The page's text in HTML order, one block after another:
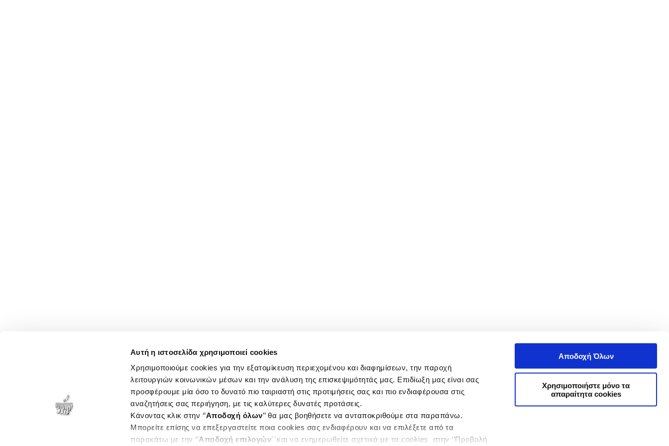
Αυτή η ιστοσελίδα χρησιμοποιεί cookies
Χρησιμοποιούμε cookies για την εξατομίκευση περιεχομένου και διαφημίσεων, την παροχή
λειτουργιών κοινωνικών μέσων και την ανάλυση της επισκεψιμότητάς μας. Επιδίωξη μας είναι σας
προσφέρουμε μία όσο το δυνατό πιο ταιριαστή στις προτιμήσεις σας και πιο ενδιαφέρουσα στις
αναζητήσεις σας περιήγηση, με τις καλύτερες δυνατές προτάσεις.
Κάνοντας κλικ στην ‘’Αποδοχή όλων’’ θα μας βοηθήσετε να ανταποκριθούμε στα παραπάνω.
Μπορείτε επίσης να επεξεργαστείτε ποια cookies σας ενδιαφέρουν και να επιλέξετε από τα
παρακάτω με την ‘’Αποδοχή επιλογών΄΄και να ενημερωθείτε σχετικά με τα cookies στην ‘’Προβολή
Αποδοχή Όλων
Χρησιμοποιήστε μόνο τα
απαραίτητα cookies